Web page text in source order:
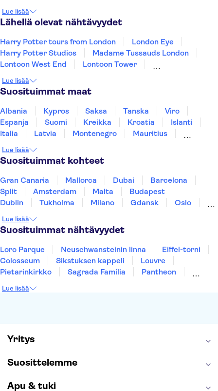
Lue lisää
Lähellä olevat nähtävyydet
Harry Potter tours from London
London Eye
Harry Potter Studios
Madame Tussauds London
Lontoon West End
Lontoon Tower
Tower Bridge
Thames-joki
Trips from Edinburgh
The Scotch Whisky Experience
St Paulin katedraali
Lue lisää
Suosituimmat maat
Albania Kypros Saksa Tanska
Viro
Espanja
Suomi Kreikka Kroatia
Islanti
Italia
Latvia Montenegro
Mauritius
Thaimaa
Turkki
Lue lisää
Suosituimmat kohteet
Gran Canaria Mallorca Dubai
Barcelona
Split
Amsterdam Malta
Budapest
Dublin
Tukholma Milano Gdansk
Oslo
Tallinna
Ljubljana Riika
Lue lisää
Suosituimmat nähtävyydet
Loro Parque Neuschwansteinin linna
Eiffel-torni
Colosseum
Sikstuksen kappeli
Louvre
Pietarinkirkko
Sagrada Família
Pantheon
Keukenhof
Lue lisää
Yritys
Suosittelemme
Apu & tuki